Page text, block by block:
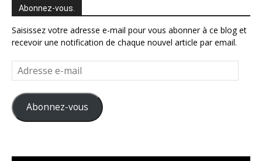
Abonnez-vous.
Saisissez votre adresse e-mail pour vous abonner à ce blog et
recevoir une notification de chaque nouvel article par email.
Adresse
e-
mail
Abonnez-vous